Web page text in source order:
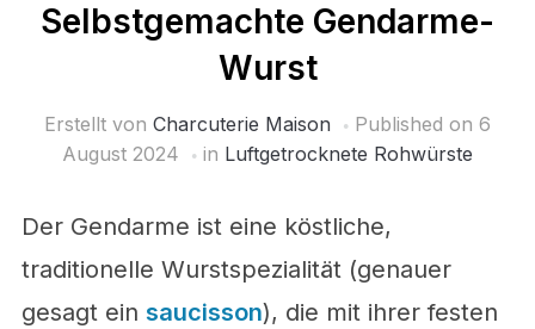
Selbstgemachte Gendarme-
Wurst
Erstellt von Charcuterie Maison Published on 6
August 2024
in Luftgetrocknete Rohwürste
Der Gendarme ist eine köstliche,
traditionelle Wurstspezialität (genauer
gesagt ein saucisson), die mit ihrer festen